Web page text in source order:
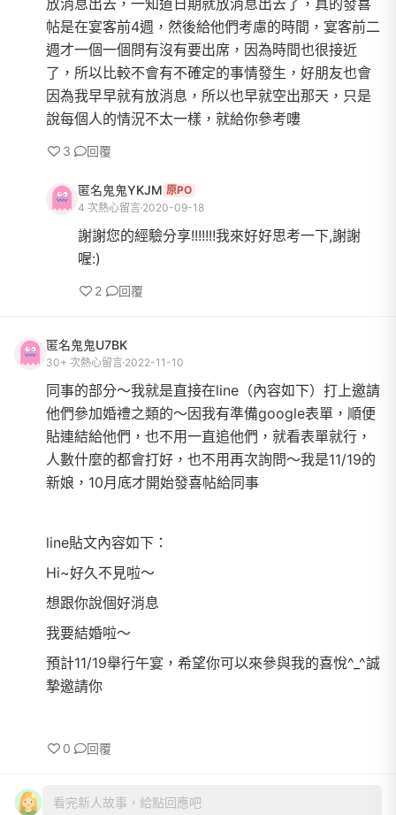
放消息出去，一知道日期就放消息出去了，真的發喜
帖是在宴客前4週，然後給他們考慮的時間，宴客前二
週才一個一個問有沒有要出席，因為時間也很接近
了，所以比較不會有不確定的事情發生，好朋友也會
因為我早早就有放消息，所以也早就空出那天，只是
說每個人的情況不太一樣，就給你參考嘍
3 回覆
匿名鬼鬼YKJM 原PO
4 次熱心留言 2020-09-18
謝謝您的經驗分享!!!!!!!我來好好思考一下,謝謝
喔:)
2 回覆
匿名鬼鬼U7BK
30+ 次熱心留言 2022-11-10
同事的部分～我就是直接在line（內容如下）打上邀請
他們參加婚禮之類的～因我有準備google表單，順便
貼連結給他們，也不用一直追他們，就看表單就行，
人數什麼的都會打好，也不用再次詢問～我是11/19的
新娘，10月底才開始發喜帖給同事
line貼文內容如下：
Hi~好久不見啦～
想跟你說個好消息
我要結婚啦～
預計11/19舉行午宴，希望你可以來參與我的喜悅^_^誠
摯邀請你
0 回覆
看完新人故事，給點回應吧